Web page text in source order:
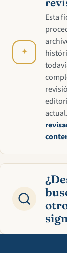
✦
Esta
actual.